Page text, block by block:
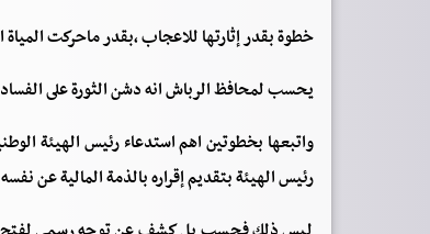
خطوة بقدر إثارتها للاعجاب ،بقدر ماحركت المياة
يحسب لمحافظ الرباش انه دشن الثورة على الفساد
واتبعها بخطوتين اهم استدعاء رئيس الهيئة
رئيس الهيئة بتقديم إقراره بالذمة المالية عن